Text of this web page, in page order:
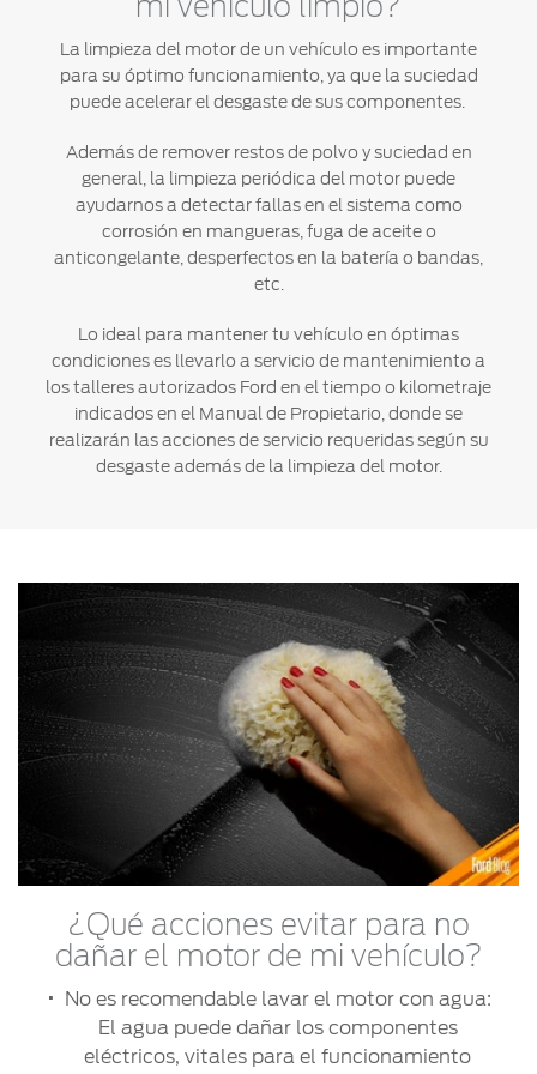
Distribuidor
Seminuevos
Certificados
Motorcraft
Técnico
SYNC®
mi vehículo limpio?
La limpieza del motor de un vehículo es importante
para su óptimo funcionamiento, ya que la suciedad
puede acelerar el desgaste de sus componentes.
Además de remover restos de polvo y suciedad en
general, la limpieza periódica del motor puede
ayudarnos a detectar fallas en el sistema como
corrosión en mangueras, fuga de aceite o
anticongelante, desperfectos en la batería o bandas,
etc.
Lo ideal para mantener tu vehículo en óptimas
condiciones es llevarlo a servicio de mantenimiento a
los talleres autorizados Ford en el tiempo o kilometraje
indicados en el Manual de Propietario, donde se
realizarán las acciones de servicio requeridas según su
desgaste además de la limpieza del motor.
¿Qué acciones evitar para no
dañar el motor de mi vehículo?
No es recomendable lavar el motor con agua:
El agua puede dañar los componentes
eléctricos, vitales para el funcionamiento